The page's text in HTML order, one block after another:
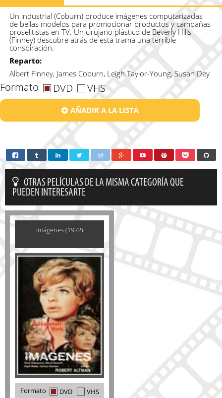
Un industrial (Coburn) produce imágenes computarizadas
de bellas modelos para promocionar productos y campañas
proselitistas en TV. Un cirujano plástico de Beverly Hills
(Finney) descubre atrás de esta trama una terrible
conspiración.
Reparto:
Albert Finney, James Coburn, Leigh Taylor-Young, Susan Dey
Formato DVD VHS
AÑADIR A LA LISTA
OTRAS PELÍCULAS DE LA MISMA CATEGORÍA QUE
PUEDEN INTERESARTE
Imágenes (1972)
Formato DVD VHS